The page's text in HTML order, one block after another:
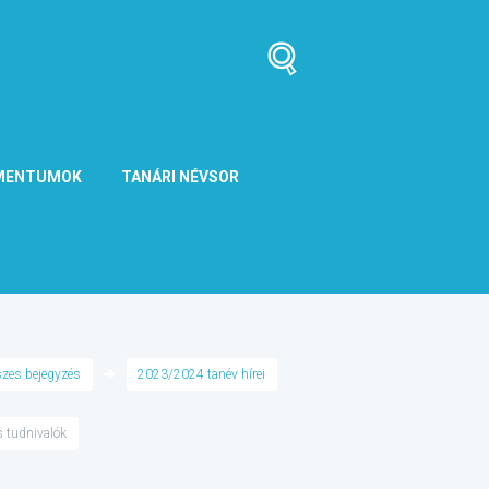
TANÁRI NÉVSOR
bejegyzés 2023/2024 tanév hírei
tudnivalók